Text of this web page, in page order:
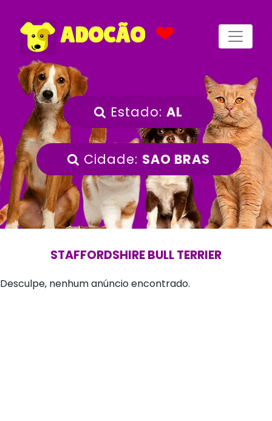
ADOCÃO ❤
Estado: AL
Cidade: SAO BRAS
STAFFORDSHIRE BULL TERRIER
Desculpe, nenhum anúncio encontrado.